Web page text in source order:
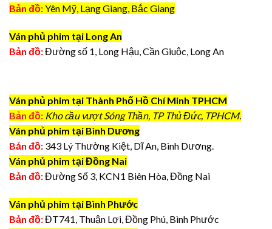
Bản đồ:Yên Mỹ, Lạng Giang, Bắc Giang
Ván phủ phim tại Long An
Bản đồ:Đường số 1, Long Hậu, Cần Giuộc, Long An
Ván phủ phim tại Thành Phố Hồ Chí Minh TPHCM
Bản đồ: Kho cầu vượt Sóng Thần, TP Thủ Đức, TPHCM.
Ván phủ phim tại Bình Dương
Bản đồ: 343 Lý Thường Kiệt, Dĩ An, Bình Dương.
Ván phủ phim tại Đồng Nai
Bản đồ:Đường Số 3, KCN1 Biên Hòa, Đồng Nai
Ván phủ phim tại Bình Phước
Bản đồ:ĐT741, Thuận Lợi, Đồng Phú, Bình Phước